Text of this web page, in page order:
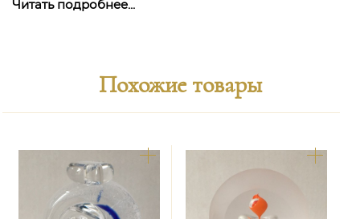
Наши собтвенные курьеры и транспортные средства.
соответствии с потребностями наших покупателей.
Наша задача заключается в том, чтобы доставка была
максимально удобна для обеих сторон, результативна и
Способы оплаты:
Расчётный счёт в виде банковского или электронного
перевода по инвойсу.
Читать подробнее...
Похожие товары